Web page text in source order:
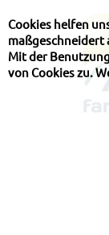
Cookies helfen
maßgeschneidert
Mit der
von Cookies zu.